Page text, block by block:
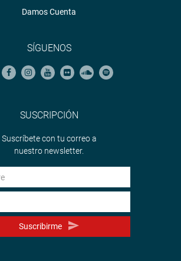
Damos Cuenta
SÍGUENOS
SUSCRIPCIÓN
Suscríbete con tu correo a
nuestro newsletter.
Suscribirme